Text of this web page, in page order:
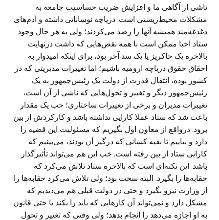
ناشی از آگاهی ما و افزایش ضریب حساسیت جامعه به
مشکلات محیط‌زیستی است. دریاچه نوساناتی داشته و آدم‌های
دغدغه‌مند همیشه آنها را رصد می‌کردند؛ ولی به هر حال وجود
ستاد احیا ممکن است با همه نقص‌هایی که داشت درنهایت
بالاخره یک خاکریز یا یک سد آخر بود، برای اینکه امیدوار به
احقاق حقوق دریاچه ارومیه باشیم؛ اما تغییرات مدیریتی که در
کشور بوده، انتقال قدرت از دولت یک رئیس‌جمهور به یک
رئیس‌جمهور دیگر و تغییر و تحول‌هایی که ناشی از آن است،
تغییرات مدیران و برخی از تغییرات ساختاری؛ خب یک مقدار
باعث شد که ستاد عملا کارایی نداشته باشد و کارکردش از بین
برود. درواقع از معاون اول بگیریم که مسئولیت این قضیه را
دارد و بیاییم تا بقیه کسانی که درگیر آن بودند، می‌بینیم که
کارایی ستاد از بین رفته است. خب این هم می‌تواند تأثیرگذار
باشد. این نکته‌ای است که بالاخره ستاد تلاش می‌کرد که
حقابه‌ها را بگیرد. البته سخت بود؛ ولی تلاش می‌کرد حقابه‌ها را
از وزارت نیرو بگیرد و حتی در دولت قبلی هم می‌دیدیم که
مشکل دارد و نمی‌تواند آن کارهایی که باید را بکند یا حتی قانون
به او اجازه می‌دهد را انجام بدهد؛ ولی وقتی که تغییر و تحول